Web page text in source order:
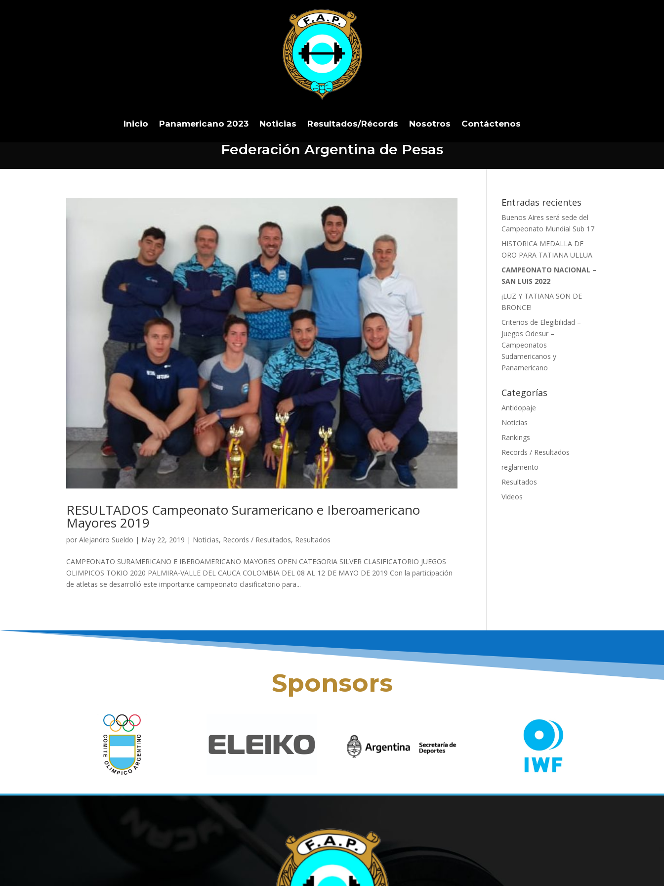
Inicio Panamericano 2023 Noticias Resultados/Récords Nosotros Contáctenos
Federación Argentina de Pesas
RESULTADOS Campeonato Suramericano e Iberoamericano
Mayores 2019
porAlejandro Sueldo | May 22, 2019 | Noticias, Records / Resultados, Resultados
CAMPEONATO SURAMERICANO E IBEROAMERICANO MAYORES OPEN CATEGORIA SILVER CLASIFICATORIO JUEGOS
OLIMPICOS TOKIO 2020 PALMIRA-VALLE DEL CAUCA COLOMBIA DEL 08 AL 12 DE MAYO DE 2019 Con la participación
de atletas se desarrolló este importante campeonato clasificatorio para...
Entradas recientes
Buenos Aires será sede del
Campeonato Mundial Sub 17
HISTORICA MEDALLA DE
ORO PARA TATIANA ULLUA
CAMPEONATO NACIONAL –
SAN LUIS 2022
¡LUZ Y TATIANA SON DE
BRONCE!
Criterios de Elegibilidad –
Juegos Odesur –
Campeonatos
Sudamericanos y
Panamericano
Categorías
Antidopaje
Noticias
Rankings
Records / Resultados
reglamento
Resultados
Videos
Sponsors